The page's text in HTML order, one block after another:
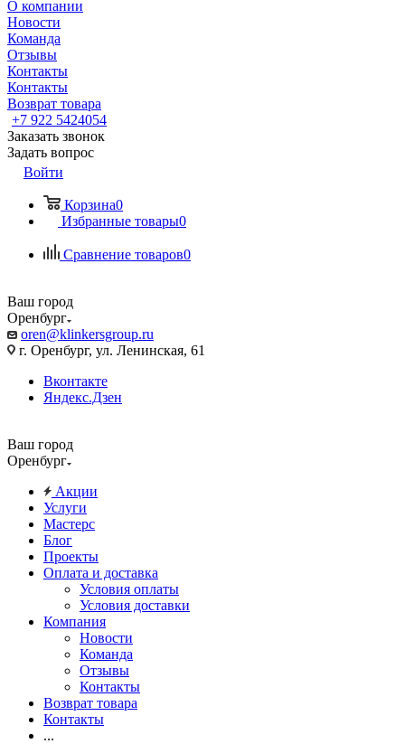
О компании
Новости
Команда
Отзывы
Контакты
Контакты
Возврат товара
+7 922 5424054
Заказать звонок
Задать вопрос
Войти
Корзина0
Избранные товары0
Сравнение товаров0
Ваш город
Оренбург
oren@klinkersgroup.ru
г. Оренбург, ул. Ленинская, 61
Вконтакте
Яндекс.Дзен
Ваш город
Оренбург
Акции
Услуги
Мастерс
Блог
Проекты
Оплата и доставка
Условия оплаты
Условия доставки
Компания
Новости
Команда
Отзывы
Контакты
Возврат товара
Контакты
...